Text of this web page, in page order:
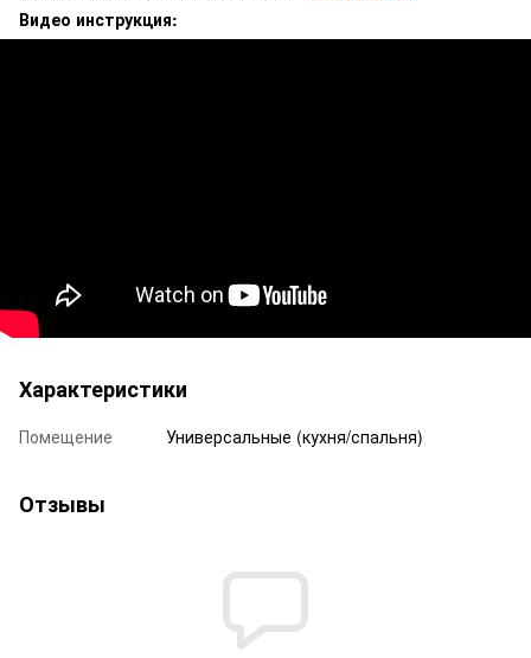
Видео инструкция:
Характеристики
Помещение Универсальные (кухня/спальня)
Отзывы